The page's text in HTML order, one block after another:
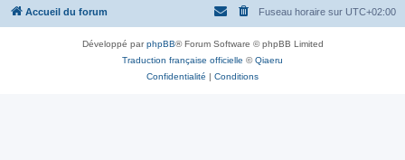
Accueil du forum Fuseau horaire sur UTC+02:00
Développé parphpBB® Forum Software © phpBB Limited
Traduction française officielle ©Qiaeru
Confidentialité | Conditions